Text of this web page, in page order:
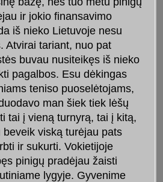
ir jokio finansavimo
iš nieko Lietuvoje nesu
Atvirai tariant, nuo pat
buvau nusiteikęs iš nieko
pagalbos. Esu dėkingas
teniso puoselėtojams,
man šiek tiek lėšų
tai į vieną turnyrą, tai į kitą,
beveik viską turėjau pats
ir sukurti. Vokietijoje
pinigų pradėjau žaisti
lygyje. Gyvenime